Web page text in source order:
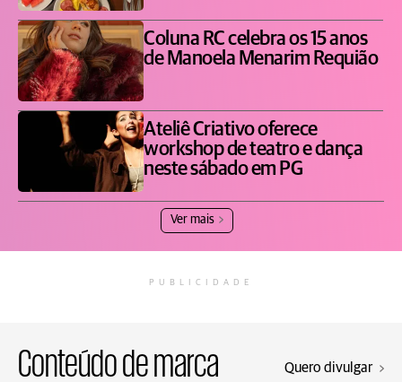
Coluna RC celebra os 15 anos
de Manoela Menarim Requião
Ateliê Criativo oferece
workshop de teatro e dança
neste sábado em PG
Ver mais
PUBLICIDADE
Conteúdo de marca Quero divulgar